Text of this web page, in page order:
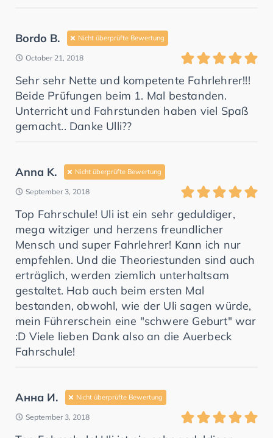
Bordo B. Nicht überprüfte Bewertung
October 21, 2018
Sehr sehr Nette und kompetente Fahrlehrer!!!
Beide Prüfungen beim 1. Mal bestanden.
Unterricht und Fahrstunden haben viel Spaß
gemacht.. Danke Ulli??
Anna K. Nicht überprüfte Bewertung
September 3, 2018
Top Fahrschule! Uli ist ein sehr geduldiger,
mega witziger und herzens freundlicher
Mensch und super Fahrlehrer! Kann ich nur
empfehlen. Und die Theoriestunden sind auch
erträglich, werden ziemlich unterhaltsam
gestaltet. Hab auch beim ersten Mal
bestanden, obwohl, wie der Uli sagen würde,
mein Führerschein eine "schwere Geburt" war
:D Viele lieben Dank also an die Auerbeck
Fahrschule!
Анна И. Nicht überprüfte Bewertung
September 3, 2018